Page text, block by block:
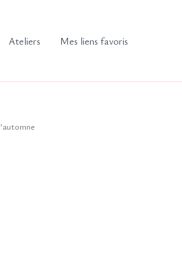
Ateliers Mes liens favoris